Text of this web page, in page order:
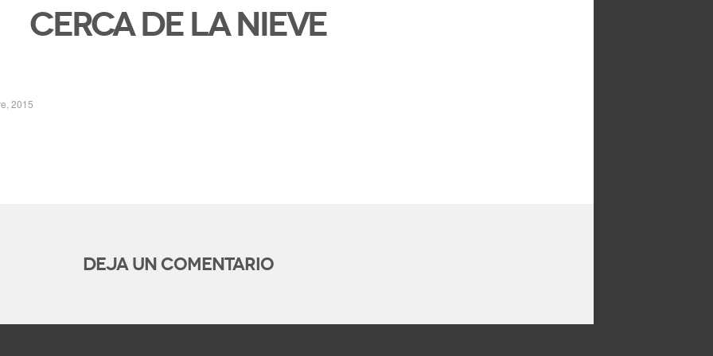
Cerca de la nieve
2015
Deja un comentario